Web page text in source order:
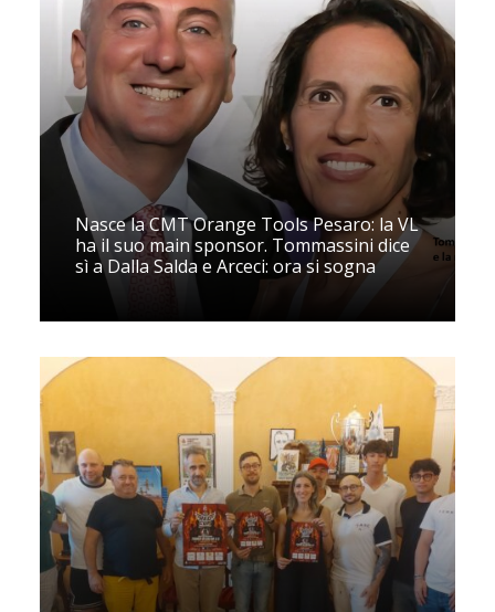
Nasce la CMT Orange Tools Pesaro: la VL
ha il suo main sponsor. Tommassini dice
sì a Dalla Salda e Arceci: ora si sogna